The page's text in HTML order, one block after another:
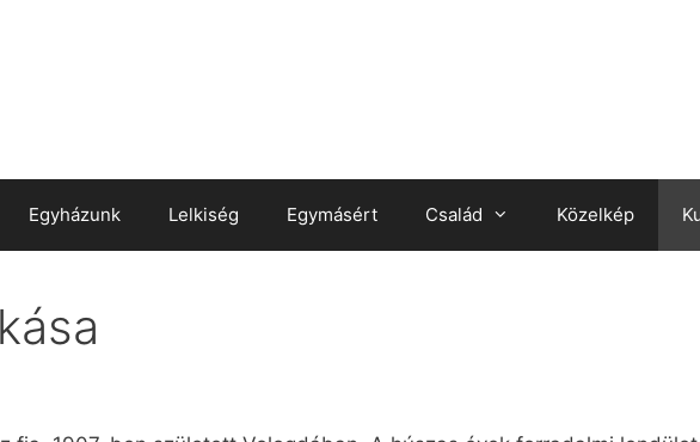
Egyházunk Lelkiség Egymásért Család Közelkép